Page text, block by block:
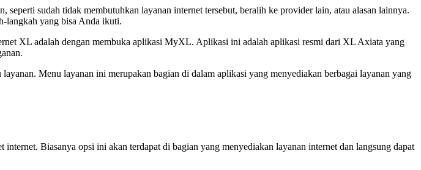
sudah tidak membutuhkan layanan internet tersebut, beralih ke provider lain, atau alasan lainnya.
langkah yang bisa Anda ikuti.
XL adalah dengan membuka aplikasi MyXL. Aplikasi ini adalah aplikasi resmi dari XL Axiata yang
Menu layanan ini merupakan bagian di dalam aplikasi yang menyediakan berbagai layanan yang
Biasanya opsi ini akan terdapat di bagian yang menyediakan layanan internet dan langsung dapat